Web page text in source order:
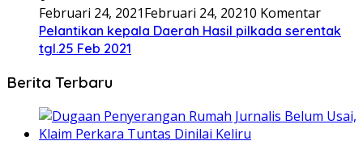
Februari 24, 2021Februari 24, 20210 Komentar
Pelantikan kepala Daerah Hasil pilkada serentak
tgl.25 Feb 2021
Berita Terbaru